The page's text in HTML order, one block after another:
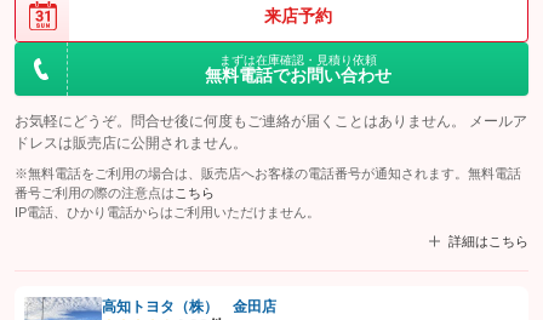
来店予約
まずは在庫確認・見積り依頼
無料電話でお問い合わせ
お気軽にどうぞ。問合せ後に何度もご連絡が届くことはありません。 メールア
ドレスは販売店に公開されません。
※無料電話をご利用の場合は、販売店へお客様の電話番号が通知されます。無料電話
番号ご利用の際の注意点は こちら
IP電話、ひかり電話からはご利用いただけません。
詳細はこちら
高知トヨタ（株） 金田店